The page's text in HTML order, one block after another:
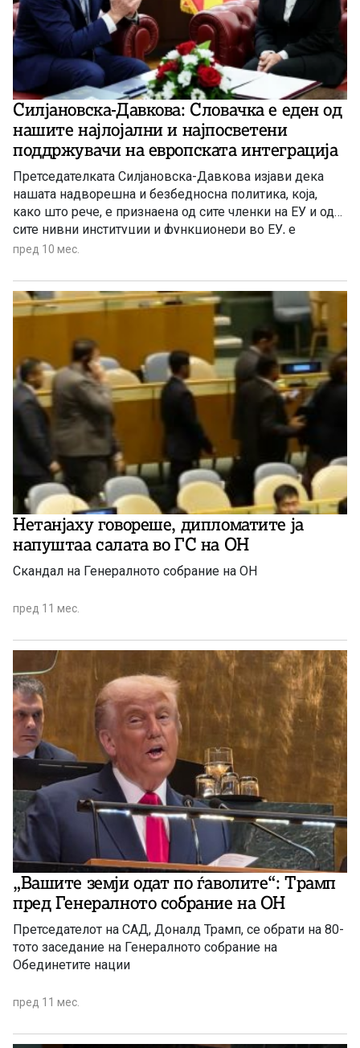
Силјановска-Давкова: Словачка е еден од
нашите најлојални и најпосветени
поддржувачи на европската интеграција
Претседателката Силјановска-Давкова изјави дека
нашата надворешна и безбедносна политика, која,
како што рече, е признаена од сите членки на ЕУ и од
сите нивни институции и функционери во ЕУ, е
целосно во согласност со онаа на ЕУ.
пред 10 мес.
Нетанјаху говореше, дипломатите ја
напуштаа салата во ГС на ОН
Скандал на Генералното собрание на ОН
пред 11 мес.
„Вашите земји одат по ѓаволите“: Трамп
пред Генералното собрание на ОН
Претседателот на САД, Доналд Трамп, се обрати на 80-
тото заседание на Генералното собрание на
Обединетите нации
пред 11 мес.